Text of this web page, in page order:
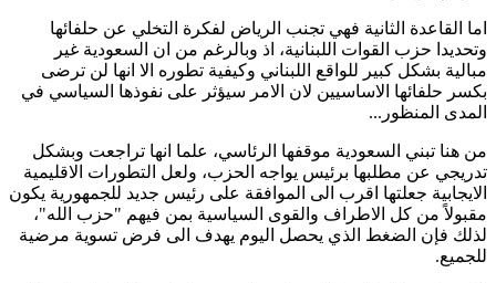
اما القاعدة الثانية فهي تجنب الرياض لفكرة التخلي عن حلفائها
وتحديدا حزب القوات اللبنانية، اذ وبالرغم من ان السعودية غير
مبالية بشكل كبير للواقع اللبناني وكيفية تطوره الا انها لن ترضى
بكسر حلفائها الاساسيين لان الامر سيؤثر على نفوذها السياسي في
المدى المنظور...
من هنا تبني السعودية موقفها الرئاسي، علما انها تراجعت وبشكل
تدريجي عن مطلبها برئيس يواجه الحزب، ولعل التطورات الاقليمية
الايجابية جعلتها اقرب الى الموافقة على رئيس جديد للجمهورية يكون
مقبولاً من كل الاطراف والقوى السياسية بمن فيهم "حزب الله"،
لذلك فإن الضغط الذي يحصل اليوم يهدف الى فرض تسوية مرضية
للجميع.